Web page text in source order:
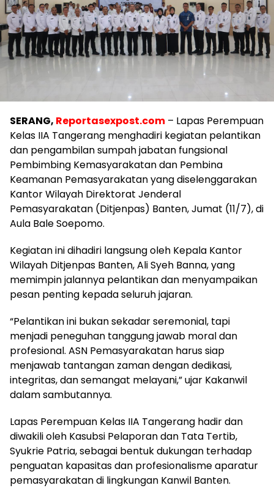
SERANG, Reportasexpost.com – Lapas Perempuan
Kelas IIA Tangerang menghadiri kegiatan pelantikan
dan pengambilan sumpah jabatan fungsional
Pembimbing Kemasyarakatan dan Pembina
Keamanan Pemasyarakatan yang diselenggarakan
Kantor Wilayah Direktorat Jenderal
Pemasyarakatan (Ditjenpas) Banten, Jumat (11/7), di
Aula Bale Soepomo.
Kegiatan ini dihadiri langsung oleh Kepala Kantor
Wilayah Ditjenpas Banten, Ali Syeh Banna, yang
memimpin jalannya pelantikan dan menyampaikan
pesan penting kepada seluruh jajaran.
“Pelantikan ini bukan sekadar seremonial, tapi
menjadi peneguhan tanggung jawab moral dan
profesional. ASN Pemasyarakatan harus siap
menjawab tantangan zaman dengan dedikasi,
integritas, dan semangat melayani,” ujar Kakanwil
dalam sambutannya.
Lapas Perempuan Kelas IIA Tangerang hadir dan
diwakili oleh Kasubsi Pelaporan dan Tata Tertib,
Syukrie Patria, sebagai bentuk dukungan terhadap
penguatan kapasitas dan profesionalisme aparatur
pemasyarakatan di lingkungan Kanwil Banten.